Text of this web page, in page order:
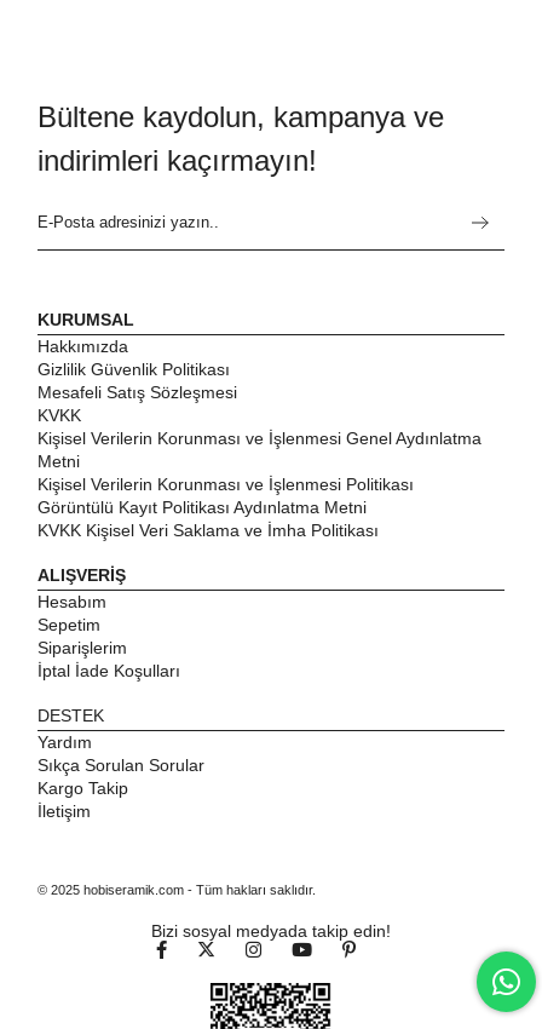
Bültene kaydolun, kampanya ve
indirimleri kaçırmayın!
KURUMSAL
Hakkımızda
Gizlilik Güvenlik Politikası
Mesafeli Satış Sözleşmesi
KVKK
Kişisel Verilerin Korunması ve İşlenmesi Genel Aydınlatma
Metni
Kişisel Verilerin Korunması ve İşlenmesi Politikası
Görüntülü Kayıt Politikası Aydınlatma Metni
KVKK Kişisel Veri Saklama ve İmha Politikası
ALIŞVERİŞ
Hesabım
Sepetim
Siparişlerim
İptal İade Koşulları
DESTEK
Yardım
Sıkça Sorulan Sorular
Kargo Takip
İletişim
© 2025 hobiseramik.com - Tüm hakları saklıdır.
Bizi sosyal medyada takip edin!